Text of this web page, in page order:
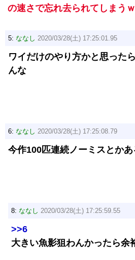
の速さで忘れ去られてしまう
5: ななし 2020/03/28(土) 17:25:01.95
ワイだけのやり方かと思った
んな
6: ななし 2020/03/28(土) 17:25:08.79
今作100匹連続ノーミスとかあ
8: ななし 2020/03/28(土) 17:25:59.55
>>6
大きい魚影狙わんかったら余